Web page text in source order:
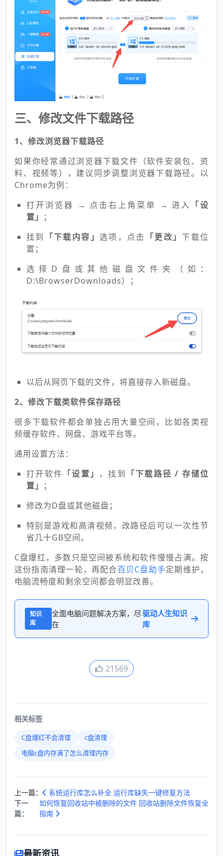
三、修改文件下载路径
1、修改浏览器下载路径
如果你经常通过浏览器下载文件（软件安装包、资
料、视频等），建议同步调整浏览器下载路径。以
Chrome为例：
打开浏览器 → 点击右上角菜单 → 进入
「设
置」 ；
找到
「下载内容」 选项，点击 「更改」 下载位
置；
选择D盘或其他磁盘文件夹（如：
D:\BrowserDownloads）；
以后从网页下载的文件，将直接存入新磁盘。
2、修改下载类软件保存路径
很多下载软件都会单独占用大量空间，比如各类视
频缓存软件、网盘、游戏平台等。
通用设置方法：
打开软件 「设置」 ，找到 「下载路径 / 存储位
置」 ；
修改为D盘或其他磁盘；
特别是游戏和高清视频，改路径后可以一次性节
省几十GB空间。
C盘爆红，多数只是空间被系统和软件慢慢占满。按
这份指南清理一轮，再配合百贝C盘助手定期维护，
电脑流畅度和剩余空间都会明显改善。
知识
库
全面电脑问题解决方案，尽
在
驱动人生知识
库
21569
相关标签
C盘爆红不会清理
c盘清理
电脑c盘内存满了怎么清理内存
上一篇：
系统运行库怎么补全 运行库缺失一键修复方法
下一
篇：
如何恢复回收站中被删除的文件 回收站删除文件恢复全
指南
最新资讯